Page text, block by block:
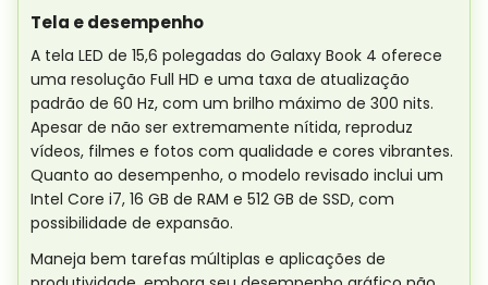
Tela e desempenho
A tela LED de 15,6 polegadas do Galaxy Book 4 oferece
uma resolução Full HD e uma taxa de atualização
padrão de 60 Hz, com um brilho máximo de 300 nits.
Apesar de não ser extremamente nítida, reproduz
vídeos, filmes e fotos com qualidade e cores vibrantes.
Quanto ao desempenho, o modelo revisado inclui um
Intel Core i7, 16 GB de RAM e 512 GB de SSD, com
possibilidade de expansão.
Maneja bem tarefas múltiplas e aplicações de